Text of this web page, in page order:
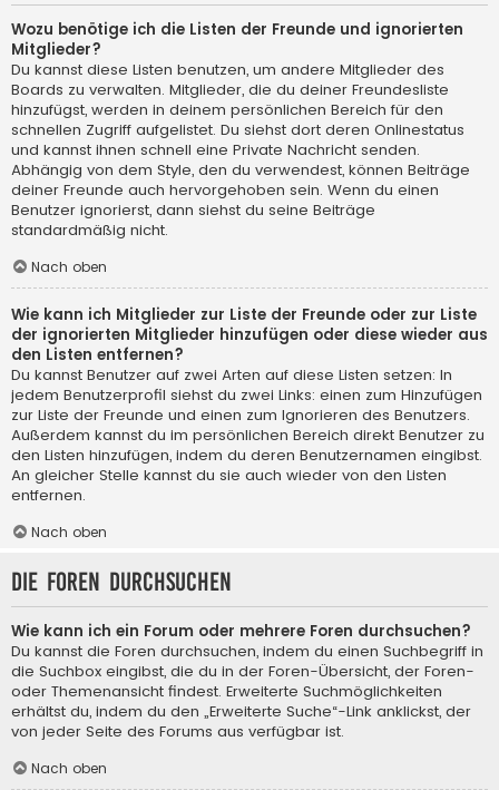
Wozu benötige ich die Listen der Freunde und ignorierten
Mitglieder?
Du kannst diese Listen benutzen, um andere Mitglieder des
Boards zu verwalten. Mitglieder, die du deiner Freundesliste
hinzufügst, werden in deinem persönlichen Bereich für den
schnellen Zugriff aufgelistet. Du siehst dort deren Onlinestatus
und kannst ihnen schnell eine Private Nachricht senden.
Abhängig von dem Style, den du verwendest, können Beiträge
deiner Freunde auch hervorgehoben sein. Wenn du einen
Benutzer ignorierst, dann siehst du seine Beiträge
standardmäßig nicht.
Nach oben
Wie kann ich Mitglieder zur Liste der Freunde oder zur Liste
der ignorierten Mitglieder hinzufügen oder diese wieder aus
den Listen entfernen?
Du kannst Benutzer auf zwei Arten auf diese Listen setzen: In
jedem Benutzerprofil siehst du zwei Links: einen zum Hinzufügen
zur Liste der Freunde und einen zum Ignorieren des Benutzers.
Außerdem kannst du im persönlichen Bereich direkt Benutzer zu
den Listen hinzufügen, indem du deren Benutzernamen eingibst.
An gleicher Stelle kannst du sie auch wieder von den Listen
entfernen.
Nach oben
Die Foren durchsuchen
Wie kann ich ein Forum oder mehrere Foren durchsuchen?
Du kannst die Foren durchsuchen, indem du einen Suchbegriff in
die Suchbox eingibst, die du in der Foren-Übersicht, der Foren-
oder Themenansicht findest. Erweiterte Suchmöglichkeiten
erhältst du, indem du den „Erweiterte Suche“-Link anklickst, der
von jeder Seite des Forums aus verfügbar ist.
Nach oben